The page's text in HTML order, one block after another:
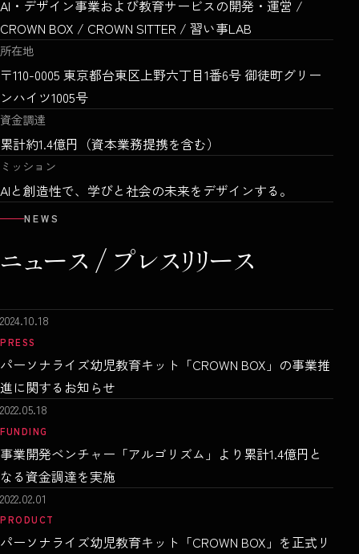
AI・デザイン事業および教育サービスの開発・運営 /
CROWN BOX / CROWN SITTER / 習い事LAB
所在地
〒110-0005 東京都台東区上野六丁目1番6号 御徒町グリー
ンハイツ1005号
資金調達
累計約1.4億円（資本業務提携を含む）
ミッション
AIと創造性で、学びと社会の未来をデザインする。
NEWS
ニュース / プレスリリース
2024.10.18
PRESS
パーソナライズ幼児教育キット「CROWN BOX」の事業推
進に関するお知らせ
2022.05.18
FUNDING
事業開発ベンチャー「アルゴリズム」より累計1.4億円と
なる資金調達を実施
2022.02.01
PRODUCT
パーソナライズ幼児教育キット「CROWN BOX」を正式リ